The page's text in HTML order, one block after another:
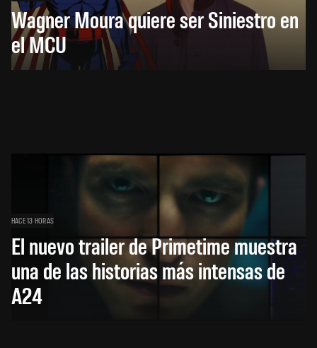
Wagner Moura quiere ser Siniestro en
el MCU
HACE 13 HORAS
El nuevo trailer de Primetime muestra
una de las historias más intensas de
A24